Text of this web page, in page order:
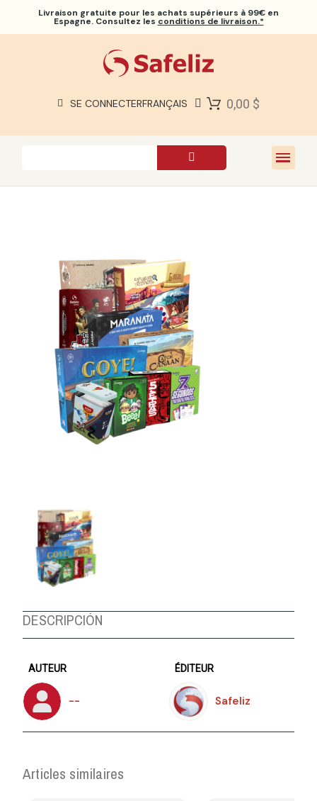
Livraison gratuite pour les achats supérieurs à 99€ en
Espagne. Consultez les conditions de livraison.*
SE CONNECTERFRANÇAIS 0,00 $
À PROPOS DE NOUS
DESCRIPCIÓN
AUTEUR
--
ÉDITEUR
Safeliz
Articles similaires